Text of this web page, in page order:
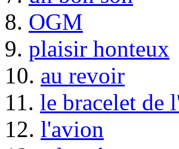
8. OGM
9. plaisir honteux
10. au revoir
11. le bracelet de
12. l'avion